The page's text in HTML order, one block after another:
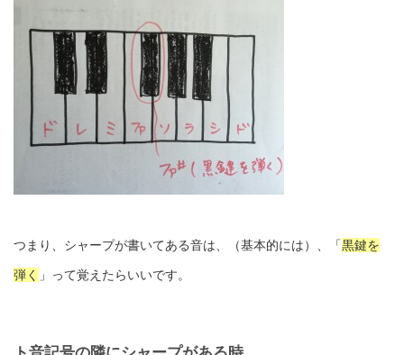
つまり、シャープが書いてある音は、（基本的には）、「黒鍵を
弾く 」って覚えたらいいです。